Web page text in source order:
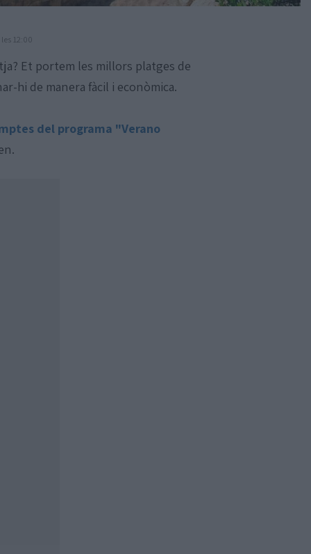
12:00
Et portem les millors platges de
hi de manera fàcil i econòmica.
del programa "Verano